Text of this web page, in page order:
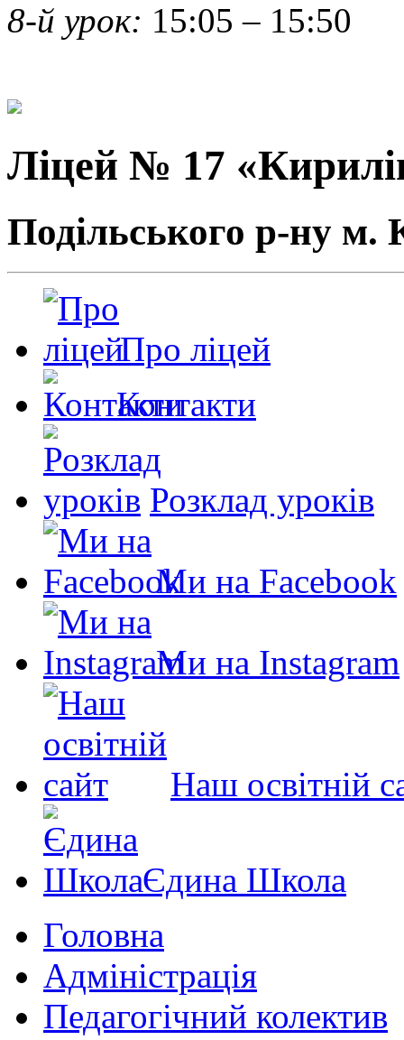
8-й урок: 15:05 – 15:50
Ліцей № 17
Подільського р-ну м.
Про ліцей
Контакти
Розклад уроків
Ми на Facebook
Ми на Instagram
Наш освітній
Єдина Школа
Головна
Адміністрація
Педагогічний колектив